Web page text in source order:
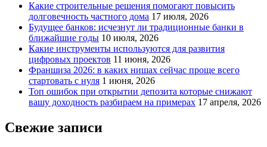
Какие строительные решения помогают повысить
долговечность частного дома 17 июля, 2026
Будущее банков: исчезнут ли традиционные банки в
ближайшие годы 10 июля, 2026
Какие инструменты используются для развития
цифровых проектов 11 июня, 2026
Франшиза 2026: в каких нишах сейчас проще всего
стартовать с нуля 1 июня, 2026
Топ ошибок при открытии депозита которые снижают
вашу доходность разбираем на примерах 17 апреля, 2026
Свежие записи